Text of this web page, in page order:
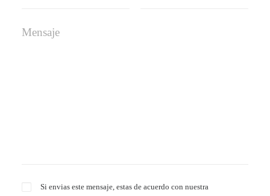
Si envias este mensaje, estas de acuerdo con nuestra